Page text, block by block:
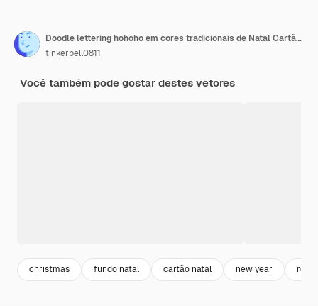
Doodle lettering hohoho em cores tradicionais de Natal Cartão de felicitações de Natal e Ano Novo
tinkerbell0811
Você também pode gostar destes vetores
christmas fundo natal cartão natal new year